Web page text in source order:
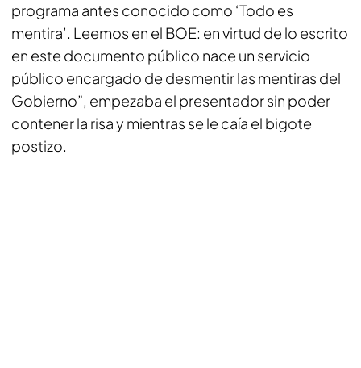
programa antes conocido como ‘Todo es
mentira’. Leemos en el BOE: en virtud de lo escrito
en este documento público nace un servicio
público encargado de desmentir las mentiras del
Gobierno”, empezaba el presentador sin poder
contener la risa y mientras se le caía el bigote
postizo.